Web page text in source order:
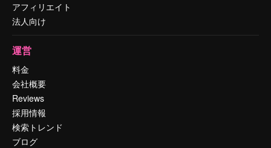
アフィリエイト
法人向け
運営
料金
会社概要
Reviews
採用情報
検索トレンド
ブログ